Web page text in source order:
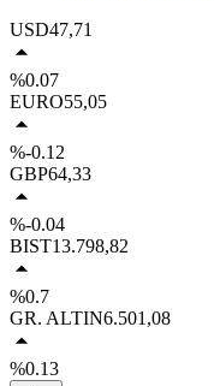
USD47,71
%0.07
EURO55,05
%-0.12
GBP64,33
%-0.04
BIST13.798,82
%0.7
GR. ALTIN6.501,08
%0.13